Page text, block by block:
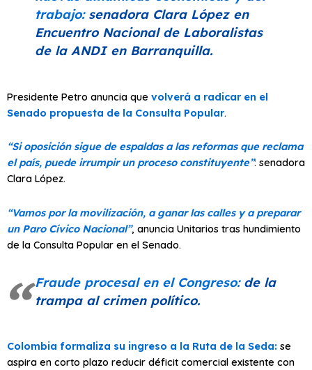
trabajo:senadora Clara López en
Encuentro Nacional de Laboralistas
de la ANDI en Barranquilla.
Presidente Petro anuncia que volverá a radicar en el
Senado propuesta de la Consulta Popular.
“Si oposición sigue de espaldas a las reformas que reclama
el país, puede irrumpir un proceso constituyente”: senadora
Clara López.
“Vamos por la movilización, a ganar las calles y a preparar
un Paro Cívico Nacional”, anuncia Unitarios tras hundimiento
de la Consulta Popular en el Senado.
Fraude procesal en el Congreso:de la
trampa al crimen político.
Colombia formaliza su ingreso a la Ruta de la Seda: se
aspira en corto plazo reducir déficit comercial existente con